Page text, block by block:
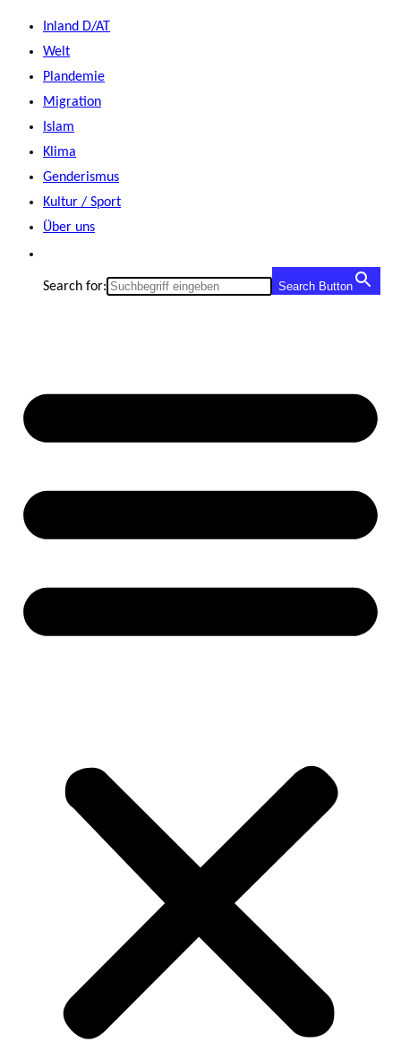
Zum
Inhalt
springen
Inland D/AT
Welt
Plandemie
Migration
Islam
Klima
Genderismus
Kultur / Sport
Über uns
Search for: Search Button